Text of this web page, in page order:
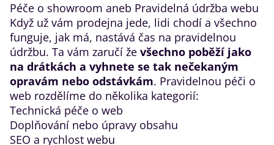
​Péče o showroom aneb Pravidelná údržba webu
Když už vám prodejna jede, lidi chodí a všechno
funguje, jak má, nastává čas na pravidelnou
údržbu. Ta vám zaručí že všechno poběží jako
na drátkách a vyhnete se tak nečekaným
opravám nebo odstávkám. Pravidelnou péči o
web rozdělíme do několika kategorií:
Technická péče o web
Doplňování nebo úpravy obsahu
SEO a rychlost webu